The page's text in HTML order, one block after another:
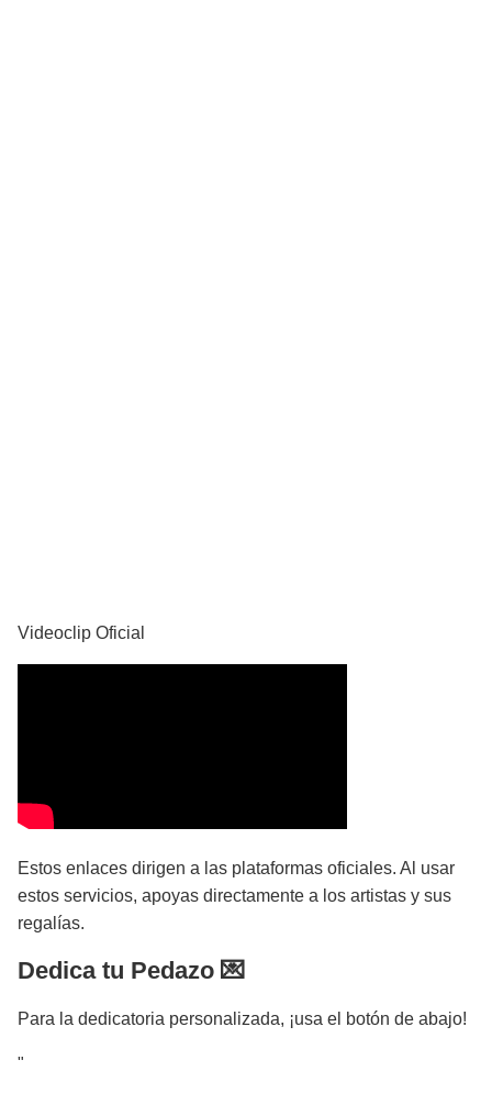
Videoclip Oficial
Estos enlaces dirigen a las plataformas oficiales. Al usar
estos servicios, apoyas directamente a los artistas y sus
regalías.
Dedica tu Pedazo 💌
Para la dedicatoria personalizada, ¡usa el botón de abajo!
"